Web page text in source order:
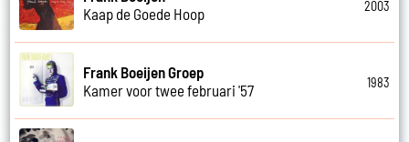
Kaap de Goede Hoop
2003
Frank Boeijen Groep
Kamer voor twee februari '57
1983